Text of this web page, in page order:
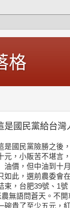
格
國民黨給台灣
是國民黨險勝之後
元，小販苦不堪言
油價，但中油到十
如此，選前農委會
束，台肥39號、1
農無語問蒼天。不
碗貴了至少五元，